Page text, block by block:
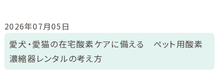
レンタルの流れ
よくある質問
2026年07月05日
愛犬・愛猫の在宅酸素ケアに備える ペット用酸素
濃縮器レンタルの考え方